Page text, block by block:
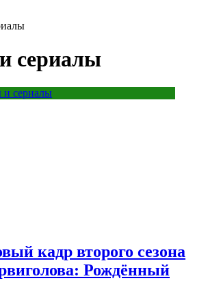
сериалы
сериалы
кадр второго сезона
Рождённый